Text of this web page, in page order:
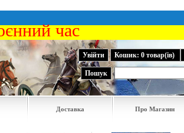
час
Увійти Кошик: 0 товар(ів)
Пошук
Доставка Про Магазин